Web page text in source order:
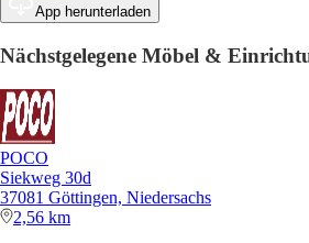
App herunterladen
Nächstgelegene Möbel &
POCO
Siekweg 30d
37081 Göttingen, Niedersachs
2,56 km